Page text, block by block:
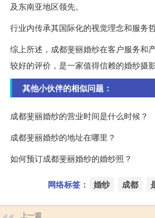
及东南亚地区领先。
行业内传承其国际化的视觉理念和服务哲
综上所述，成都斐丽婚纱在客户服务和
较好的评价，是一家值得信赖的婚纱摄影
其他小伙伴的相似问题：
成都斐丽婚纱的营业时间是什么时候？
成都斐丽婚纱的地址在哪里？
如何预订成都斐丽婚纱的婚纱照？
网络标签： 婚纱 成都
上一篇